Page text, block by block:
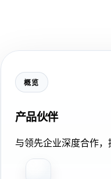
概览
产品伙伴
与领先企业深度合作